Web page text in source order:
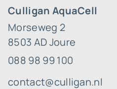
Culligan AquaCell
Morseweg 2
8503 AD Joure
088 98 99 100
contact@culligan.nl